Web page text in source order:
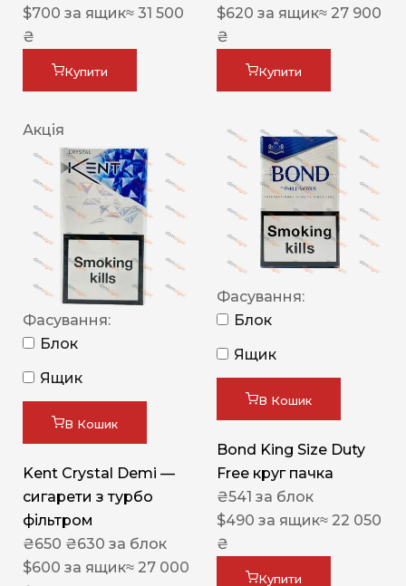
$700 за ящик≈ 31 500
₴
Купити
$620 за ящик≈ 27 900
₴
Купити
Акція
Фасування:
Блок
Ящик
В Кошик
Kent Crystal Demi —
сигарети з турбо
фільтром
₴650 ₴630 за блок
$600 за ящик≈ 27 000
Фасування:
Блок
Ящик
В Кошик
Bond King Size Duty
Free круг пачка
₴541 за блок
$490 за ящик≈ 22 050
₴
Купити